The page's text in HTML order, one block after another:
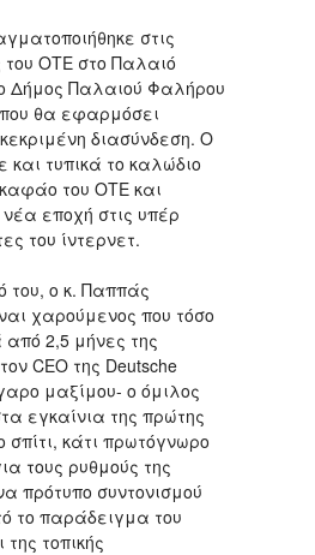
στις
ΟΤΕ στο Παλαιό
Δήμος Παλαιού Φαλήρου
θα εφαρμόσει
διασύνδεση. Ο
τυπικά το καλώδιο
του ΟΤΕ και
εποχή στις υπέρ
του ίντερνετ.
του, ο κ. Παππάς
χαρούμενος που τόσο
2,5 μήνες της
CEO της Deutsche
μαξίμου- ο όμιλος
εγκαίνια της πρώτης
σπίτι, κάτι πρωτόγνωρο
τους ρυθμούς της
πρότυπο συντονισμού
το παράδειγμα του
της τοπικής